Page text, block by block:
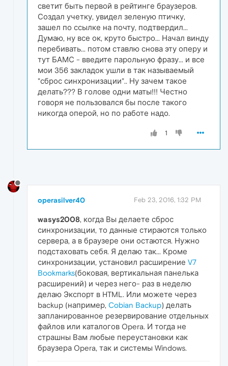
светит быть первой в рейтинге браузеров.
Создал учетку, увидел зеленую птичку,
зашел по ссылке на почту, подтвердил...
Думаю, ну все ок, круто быстро... Начал винду
перебивать... потом ставлю снова эту оперу и
тут БАМС - введите парольную фразу... и все
мои 356 закладок ушли в так называемый
"сброс синхронизации".. Ну зачем такое
делать??? В голове одни маты!!! Честно
говоря не пользовался бы после такого
никогда оперой, но по работе надо.
1
operasilver40 Feb 23, 2016, 1:32 PM
wasys2008, когда Вы делаете сброс
синхронизации, то данные стираются только
сервера, а в браузере они остаются. Нужно
подстаховать себя. Я делаю так... Кроме
синхронизации, установил расширение V7
Bookmarks(боковая, вертикальная панелька
расширений) и через него- раз в неделю
делаю Экспорт в HTML. Или можете через
backup (например, Cobian Backup) делать
запланированное резервирование отдельных
файлов или каталогов Opera. И тогда не
страшны Вам любые переустановки как
браузера Opera, так и системы Windows.